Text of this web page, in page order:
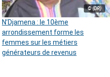
© (DR)
N’Djamena : le 10ème
arrondissement forme les
femmes sur les métiers
générateurs de revenus